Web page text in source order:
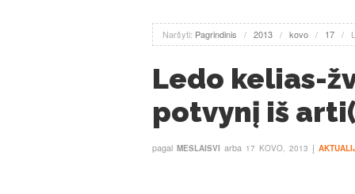
Naršyti: Pagrindinis / 2013 / kovo / 17 /
Ledo kelias-
potvynį iš
pagal MESLAISVI arba 17 KOVO, 2013 į